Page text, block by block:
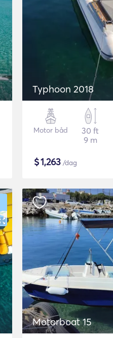
Typhoon 2018
Motor båd
30 ft
9 m
$1,263 /dag
Motorboat 15